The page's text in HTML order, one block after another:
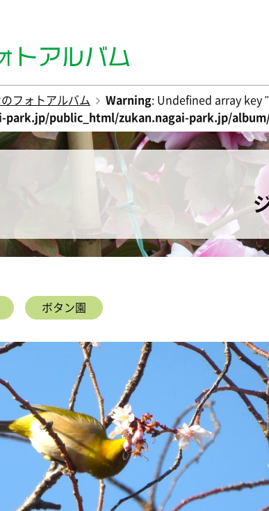
フォトアルバム Warning: Undefined array key
park.jp/public_html/zukan.nagai-park.jp/
ボタン園